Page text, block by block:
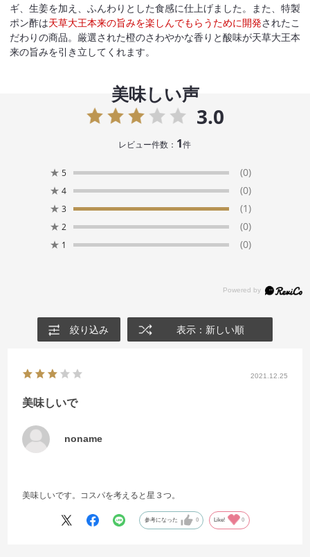
ギ、生姜を加え、ふんわりとした食感に仕上げました。また、特製
ポン酢は天草大王本来の旨みを楽しんでもらうために開発されたこ
だわりの商品。厳選された橙のさわやかな香りと酸味が天草大王本
来の旨みを引き立してくれます。
美味しい声
3.0
レビュー件数： 1件
★ 5
(0)
★ 4
(0)
★ 3
(1)
★ 2
(0)
★ 1 (0)
絞り込み 表示：新しい順
2021.12.25
美味しいで
noname
美味しいです。コスパを考えると星３つ。
参考になった 0 Like! 0